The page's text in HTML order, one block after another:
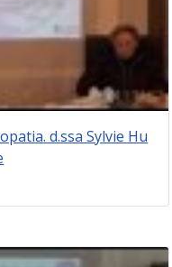
d.ssa Sylvie Hu